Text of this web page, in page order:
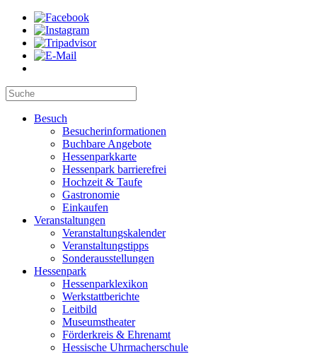
Besuch
Besucherinformationen
Buchbare Angebote
Hessenparkkarte
Hessenpark barrierefrei
Hochzeit & Taufe
Gastronomie
Einkaufen
Veranstaltungen
Veranstaltungskalender
Veranstaltungstipps
Sonderausstellungen
Hessenpark
Hessenparklexikon
Werkstattberichte
Leitbild
Museumstheater
Förderkreis & Ehrenamt
Hessische Uhrmacherschule